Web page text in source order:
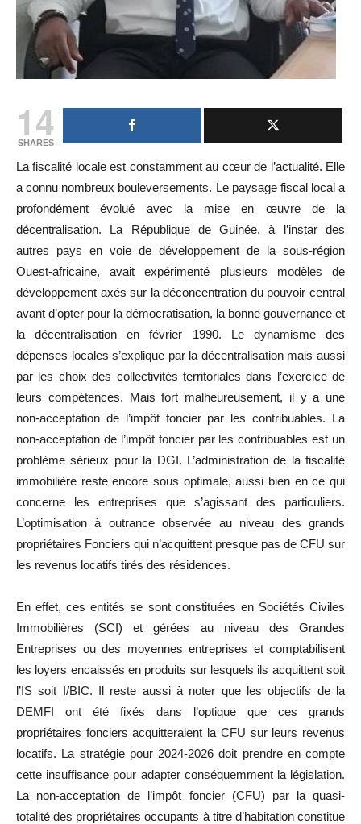
14
SHARES
La fiscalité locale est constamment au cœur de l’actualité. Elle
a connu nombreux bouleversements. Le paysage fiscal local a
profondément évolué avec la mise en œuvre de la
décentralisation. La République de Guinée, à l’instar des
autres pays en voie de développement de la sous-région
Ouest-africaine, avait expérimenté plusieurs modèles de
développement axés sur la déconcentration du pouvoir central
avant d’opter pour la démocratisation, la bonne gouvernance et
la décentralisation en février 1990. Le dynamisme des
dépenses locales s’explique par la décentralisation mais aussi
par les choix des collectivités territoriales dans l’exercice de
leurs compétences. Mais fort malheureusement, il y a une
non-acceptation de l’impôt foncier par les contribuables. La
non-acceptation de l’impôt foncier par les contribuables est un
problème sérieux pour la DGI. L’administration de la fiscalité
immobilière reste encore sous optimale, aussi bien en ce qui
concerne les entreprises que s’agissant des particuliers.
L’optimisation à outrance observée au niveau des grands
propriétaires Fonciers qui n’acquittent presque pas de CFU sur
les revenus locatifs tirés des résidences.
En effet, ces entités se sont constituées en Sociétés Civiles
Immobilières (SCI) et gérées au niveau des Grandes
Entreprises ou des moyennes entreprises et comptabilisent
les loyers encaissés en produits sur lesquels ils acquittent soit
l’IS soit I/BIC. Il reste aussi à noter que les objectifs de la
DEMFI ont été fixés dans l’optique que ces grands
propriétaires fonciers acquitteraient la CFU sur leurs revenus
locatifs. La stratégie pour 2024-2026 doit prendre en compte
cette insuffisance pour adapter conséquemment la législation.
La non-acceptation de l’impôt foncier (CFU) par la quasi-
totalité des propriétaires occupants à titre d’habitation constitue